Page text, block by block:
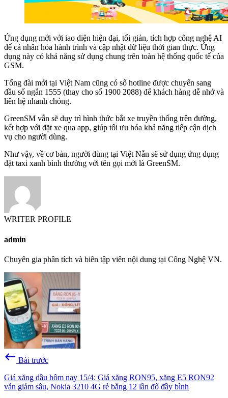
Ứng dụng mới với iao diện hiện đại, tối giản, tích hợp công nghệ AI
để cá nhân hóa hành trình và cập nhật dữ liệu thời gian thực. Ứng
dụng này có khả năng sử dụng chung trên toàn hệ thống quốc tế của
GSM.
Tổng đài mới tại Việt Nam cũng có số hotline được chuyển sang
đầu số ngắn 1555 (thay cho số 1900 2088) để khách hàng dễ nhớ và
liên hệ nhanh chóng.
GreenSM vẫn sẽ duy trì hình thức bắt xe truyền thống trên đường,
kết hợp với đặt xe qua app, giúp tối ưu hóa khả năng tiếp cận dịch
vụ cho người dùng.
Như vậy, về cơ bản, người dùng tại Việt Nẫn sẽ sử dụng ứng dụng
đặt taxi xanh bình thường với tên gọi mới là GreenSM.
WRITER PROFILE
admin
Chuyên gia phân tích và biên tập viên nội dung tại Công Nghệ VN.
west Bài trước
Giá xăng dầu hôm nay 15/4: Giá xăng RON95, xăng E5 RON92
vẫn giảm sâu, Nokia 3210 4G rẻ bằng 12 lần đổ đầy bình